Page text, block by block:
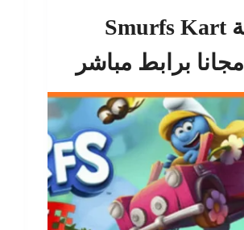
تحميل لعبة Smurfs Kart
برابط مباشر